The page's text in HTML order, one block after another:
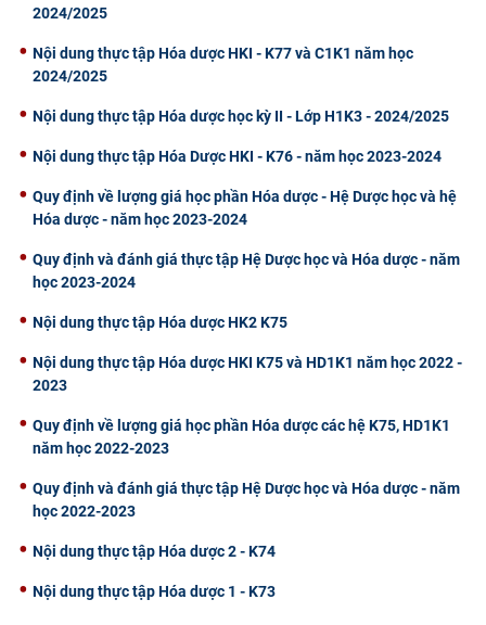
2024/2025
Nội dung thực tập Hóa dược HKI - K77 và C1K1 năm học
2024/2025
Nội dung thực tập Hóa dược học kỳ II - Lớp H1K3 - 2024/2025
Nội dung thực tập Hóa Dược HKI - K76 - năm học 2023-2024
Quy định về lượng giá học phần Hóa dược - Hệ Dược học và hệ
Hóa dược - năm học 2023-2024
Quy định và đánh giá thực tập Hệ Dược học và Hóa dược - năm
học 2023-2024
Nội dung thực tập Hóa dược HK2 K75
Nội dung thực tập Hóa dược HKI K75 và HD1K1 năm học 2022 -
2023
Quy định về lượng giá học phần Hóa dược các hệ K75, HD1K1
năm học 2022-2023
Quy định và đánh giá thực tập Hệ Dược học và Hóa dược - năm
học 2022-2023
Nội dung thực tập Hóa dược 2 - K74
Nội dung thực tập Hóa dược 1 - K73